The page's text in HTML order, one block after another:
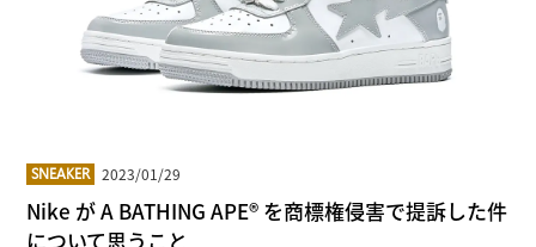
SNEAKER 2023/01/29
Nike が A BATHING APE® を商標権侵害で提訴した件
について思うこと